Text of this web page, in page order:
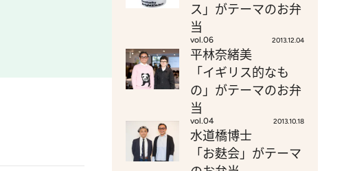
ス」がテーマのお弁
当
vol.06 2013.12.04
平林奈緒美
「イギリス的なも
の」がテーマのお弁
当
vol.04 2013.10.18
水道橋博士
「お麩会」がテーマ